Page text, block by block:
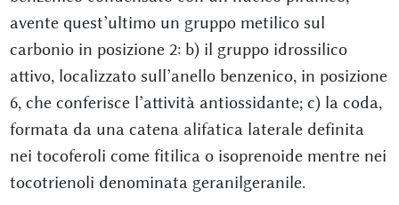
avente quest’ultimo un gruppo metilico sul
carbonio in posizione 2: b) il gruppo idrossilico
attivo, localizzato sull’anello benzenico, in posizione
6, che conferisce l’attività antiossidante; c) la coda,
formata da una catena alifatica laterale definita
nei tocoferoli come fitilica o isoprenoide mentre nei
tocotrienoli denominata geranilgeranile.